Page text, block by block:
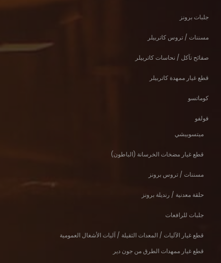
جلبات برونز
مسننات / تروس كاتربيلر
صفائح تآكل / نحاسات كاتربيلر
قطع غيار ممهدة كاتربيلر
كوماتسو
فولفو
ميتسوبيشي
قطع غيار مضخات الخرسانة (الباطون)
مسننات / تروس برونز
حلقة معدنية / رنديلة برونز
جلبات للرافعات
قطع غيار الآليات / المعدات الثقيلة / آليات الأشغال العمومية
قطع غيار ممهدات الطرق من جون دير